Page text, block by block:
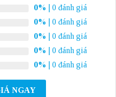
0%
| 0 đánh giá
0%
| 0 đánh giá
0%
| 0 đánh giá
0%
| 0 đánh giá
0% | 0 đánh giá
NGAY